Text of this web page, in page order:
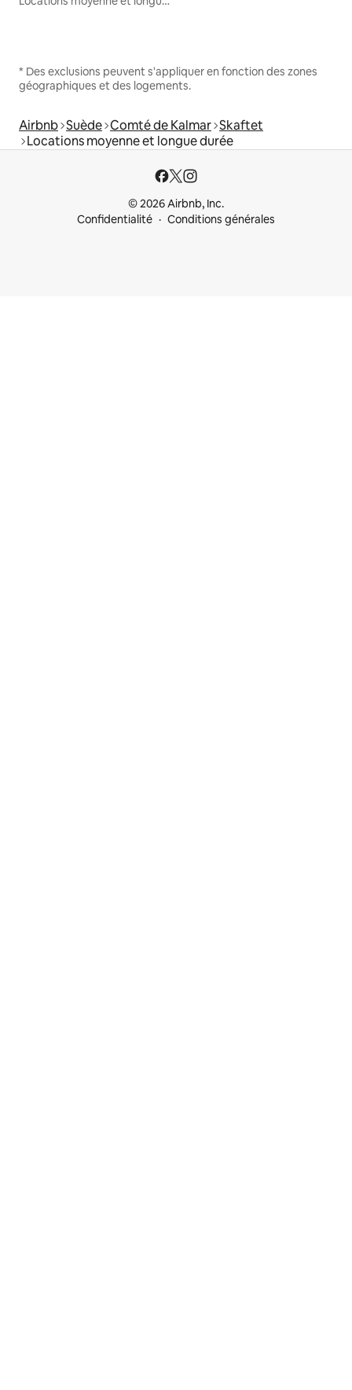
* Des exclusions peuvent s'appliquer en fonction des zones
géographiques et des logements.
Airbnb Suède Comté de Kalmar Skaftet
Locations moyenne et longue durée
© 2026 Airbnb, Inc.
Confidentialité
Conditions générales